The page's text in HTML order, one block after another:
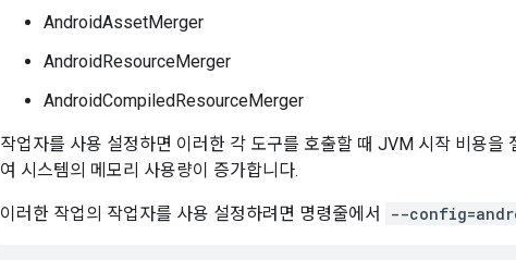
AndroidAssetMerger
AndroidResourceMerger
AndroidCompiledResourceMerger
작업자를 사용 설정하면 이러한 각 도구를 호출할 때 JVM 시작 비용을
여 시스템의 메모리 사용량이 증가합니다.
이러한 작업의 작업자를 사용 설정하려면 명령줄에서 --